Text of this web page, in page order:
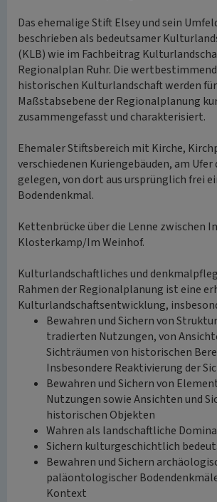
Das ehemalige Stift Elsey und sein
beschrieben als bedeutsamer
(KLB) wie im Fachbeitrag
Regionalplan Ruhr. Die
historischen Kulturlandschaft werden
Maßstabsebene der Regionalplanung
zusammengefasst und charakterisiert.
Ehemaler Stiftsbereich mit Kirche,
verschiedenen Kuriengebäuden, am Ufer
gelegen, von dort aus ursprünglich frei
Bodendenkmal.
Kettenbrücke über die Lenne zwischen
Klosterkamp/Im Weinhof.
Kulturlandschaftliches und
Rahmen der Regionalplanung ist eine
Kulturlandschaftsentwicklung,
Bewahren und Sichern von
tradierten Nutzungen, von
Sichträumen von historischen
Insbesondere Reaktivierung der
Bewahren und Sichern von
Nutzungen sowie Ansichten und
historischen Objekten
Wahren als landschaftliche
Sichern kulturgeschichtlich
Bewahren und Sichern
paläontologischer
Kontext